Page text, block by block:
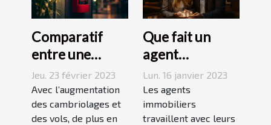
Comparatif
entre une
agence sécurité
et un système
d’alarme
Jeu. 23 février 2023
Avec l’augmentation
des cambriolages et
des vols, de plus en
Que fait un
agent
immobilier ?
Lun. 16 janvier 2023
Les agents
immobiliers
travaillent avec leurs